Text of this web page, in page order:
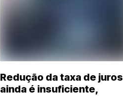
Redução da taxa de juros
ainda é insuficiente,